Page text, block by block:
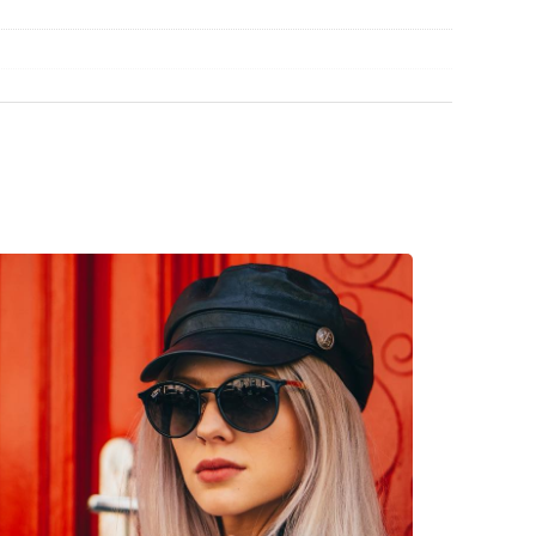
găsi mai multe modele de la branduri populare.